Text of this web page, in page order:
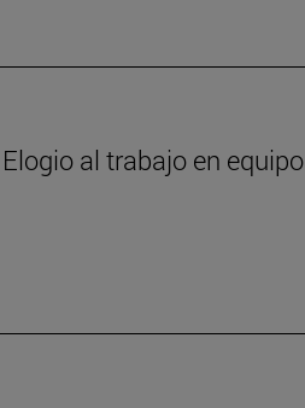
al trabajo en equipo